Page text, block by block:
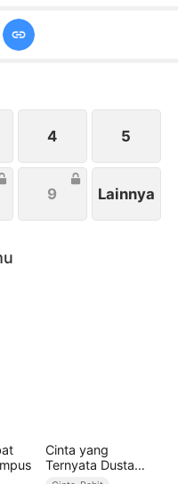
Setelah bercerai,
Martin dan
sebagai
mandiri.
4 5
9 Lainnya
Cinta yang
Ternyata Dusta
(Sulih Suara)